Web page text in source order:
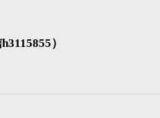
）